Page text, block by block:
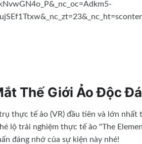
Thế Giới Ảo Độc
thực tế ảo (VR) đầu tiên và lớn nhất
lộ trải nghiệm thực tế ảo "The
đáng nhớ của sự kiện này nhé!